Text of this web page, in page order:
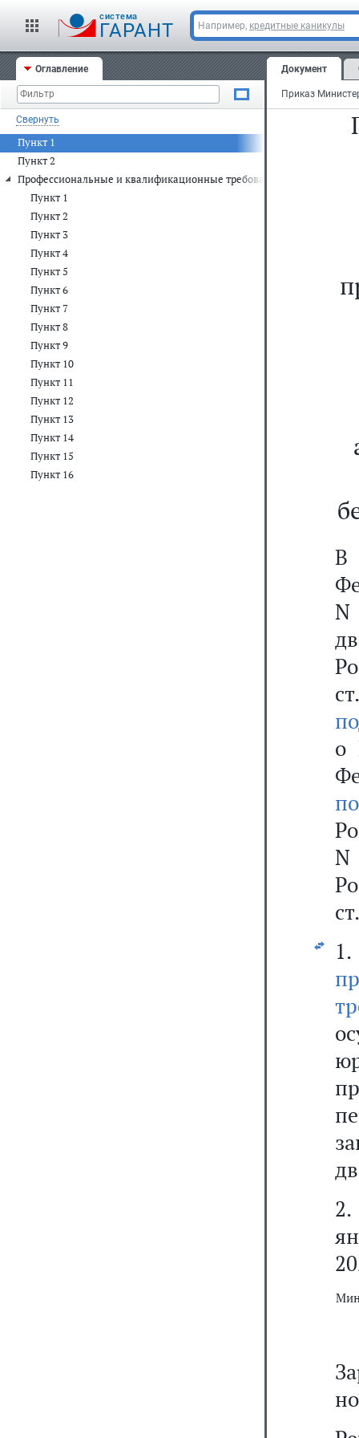
cистема
ГАРАНТ Например, кредитные каникулы
Оглавление
Свернуть
Пункт 1
Пункт 2
Профессиональные и квалификационные требования,
Пункт 1
Пункт 2
Пункт 3
Пункт 4
Пункт 5
Пункт 6
Пункт 7
Пункт 8
Пункт 9
Пункт 10
Пункт 11
Пункт 12
Пункт 13
Пункт 14
Пункт 15
Пункт 16
Документ
В
N
о
N
2.